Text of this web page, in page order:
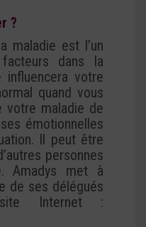
?
maladie est l’un
dans la
votre
quand vous
votre maladie de
émotionnelles
Il peut être
personnes
Amadys met à
de ses délégués
Internet :